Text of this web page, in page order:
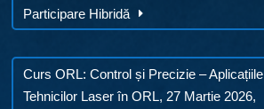
Participare Hibridă
Curs ORL: Control și Precizie – Aplicațiile
Tehnicilor Laser în ORL, 27 Martie 2026,